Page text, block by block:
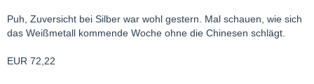
Puh, Zuversicht bei Silber war wohl gestern. Mal schauen, wie sich
das Weißmetall kommende Woche ohne die Chinesen schlägt.
EUR 72,22